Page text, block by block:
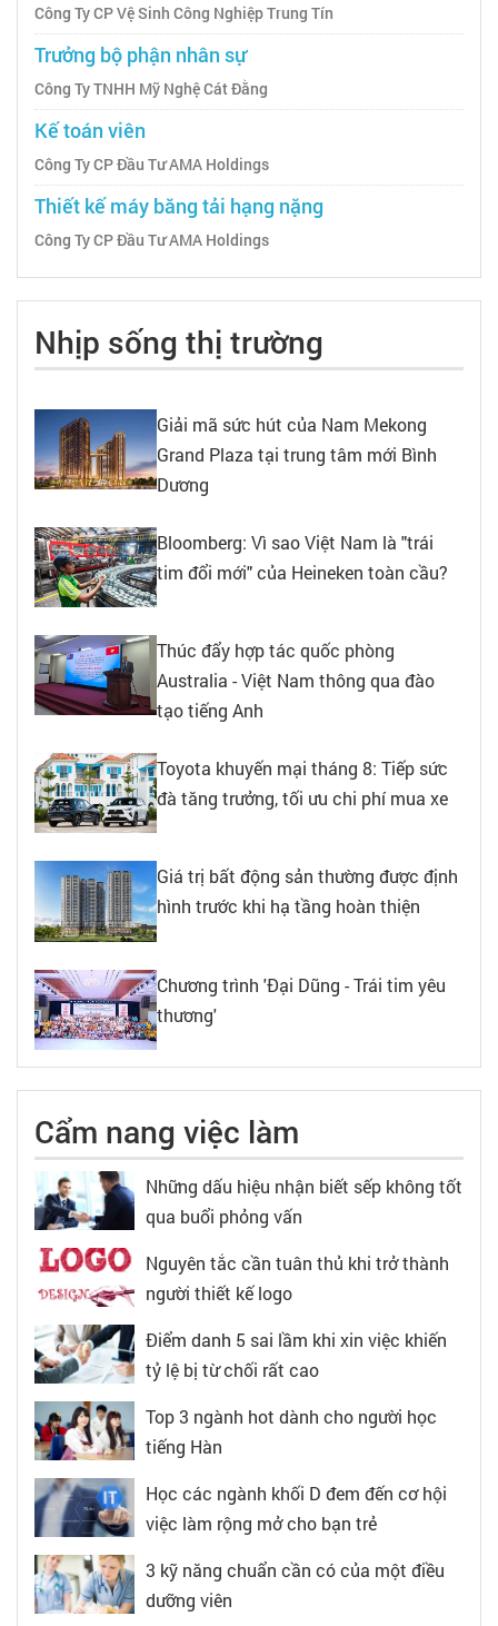
Công Ty CP Vệ Sinh Công Nghiệp Trung Tín
Trưởng bộ phận nhân sự
Công Ty TNHH Mỹ Nghệ Cát Đằng
Kế toán viên
Công Ty CP Đầu Tư AMA Holdings
Thiết kế máy băng tải hạng nặng
Công Ty CP Đầu Tư AMA Holdings
Nhịp sống thị trường
Giải mã sức hút của Nam Mekong
Grand Plaza tại trung tâm mới Bình
Dương
Bloomberg: Vì sao Việt Nam là "trái
tim đổi mới" của Heineken toàn cầu?
Thúc đẩy hợp tác quốc phòng
Australia - Việt Nam thông qua đào
tạo tiếng Anh
Toyota khuyến mại tháng 8: Tiếp sức
đà tăng trưởng, tối ưu chi phí mua xe
Giá trị bất động sản thường được định
hình trước khi hạ tầng hoàn thiện
Chương trình 'Đại Dũng - Trái tim yêu
thương'
Cẩm nang việc làm
Những dấu hiệu nhận biết sếp không tốt
qua buổi phỏng vấn
Nguyên tắc cần tuân thủ khi trở thành
người thiết kế logo
Điểm danh 5 sai lầm khi xin việc khiến
tỷ lệ bị từ chối rất cao
Top 3 ngành hot dành cho người học
tiếng Hàn
Học các ngành khối D đem đến cơ hội
việc làm rộng mở cho bạn trẻ
3 kỹ năng chuẩn cần có của một điều
dưỡng viên